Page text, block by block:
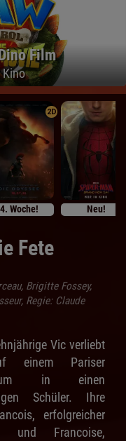
Film
Kino
2D
4. Woche! Neu!
Fete
Brigitte Fossey,
Regie: Claude
Vic verliebt
einem Pariser
in einen
Schüler. Ihre
erfolgreicher
und Francoise,